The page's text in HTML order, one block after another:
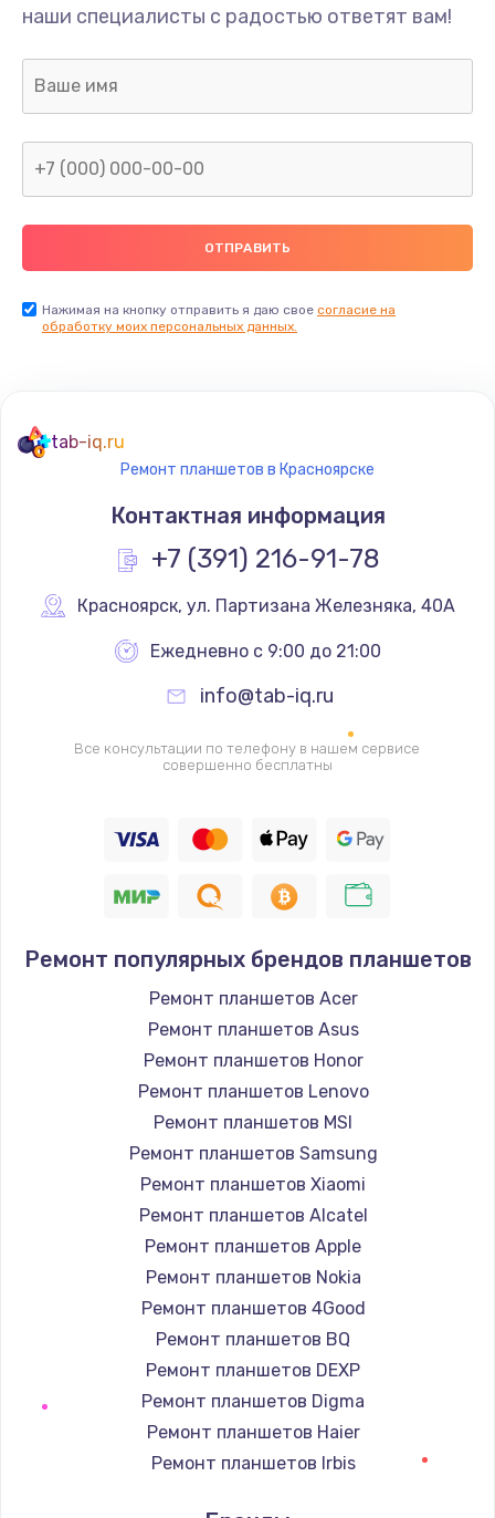
Замена разъёма наушников (гарнитуры)
Заказать
Замена сканера отпечатка
Заказать
Замена разъема SIM
Заказать
390 руб.
Заказать
Замена передней камеры
690 руб.
Замена кнопок громкости
490 руб.
Заказать
Защита гидрогелевой пленкой
1290 руб.
Заказать
Замена вебкамеры
1495 руб.
Заказать
Установка драйверов
Заказать
наши специалисты с радостью ответят вам!
Нажимая на кнопку отправить я даю свое согласие на
обработку моих персональных данных.
tab-iq.ru
Ремонт планшетов в Красноярске
Контактная информация
+7 (391) 216-91-78
Красноярск, ул. Партизана Железняка, 40А
Ежедневно с 9:00 до 21:00
info@tab-iq.ru
Все консультации по телефону в нашем сервисе
совершенно бесплатны
Ремонт популярных брендов планшетов
Ремонт планшетов Acer
Ремонт планшетов Asus
Ремонт планшетов Honor
Ремонт планшетов Lenovo
Ремонт планшетов MSI
Ремонт планшетов Samsung
Ремонт планшетов Xiaomi
Ремонт планшетов Alcatel
Ремонт планшетов Apple
Ремонт планшетов Nokia
Ремонт планшетов 4Good
Ремонт планшетов BQ
Ремонт планшетов DEXP
Ремонт планшетов Digma
Ремонт планшетов Haier
Ремонт планшетов Irbis